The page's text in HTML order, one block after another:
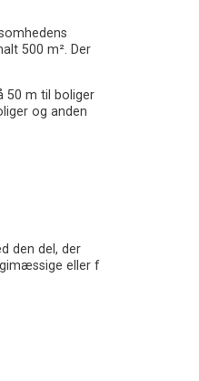
500 m². Der
50 m til boliger
og anden
den del, der
eller f